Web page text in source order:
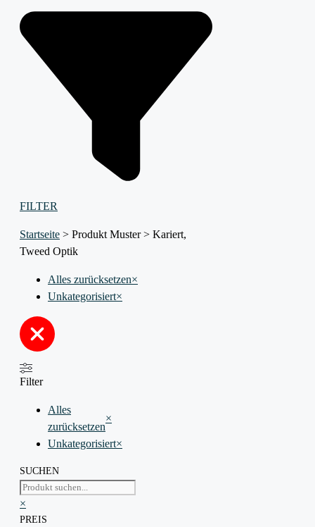
FILTER
Startseite > Produkt Muster> Kariert,
Tweed Optik
Alles zurücksetzen×
Unkategorisiert×
Filter
Alles
zurücksetzen
×
Unkategorisiert×
SUCHEN
Suchen
×
PREIS